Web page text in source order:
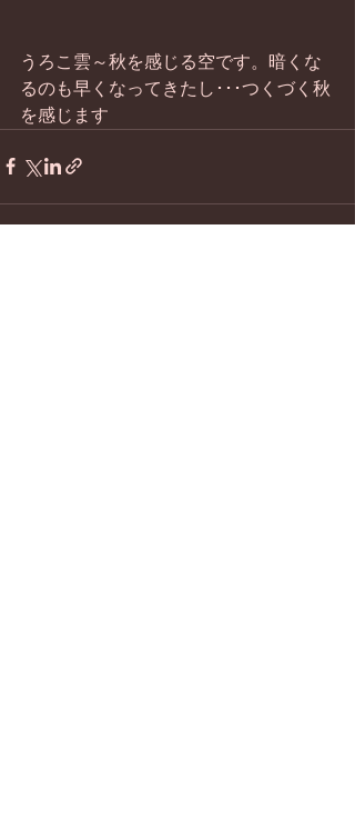
うろこ雲～秋を感じる空です。暗くな
るのも早くなってきたし･･･つくづく秋
を感じます